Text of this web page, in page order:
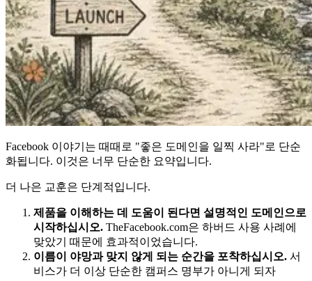
Facebook 이야기는 때때로 "좋은 도메인을 일찍 사라"로 단순
화됩니다. 이것은 너무 단순한 요약입니다.
더 나은 교훈은 단계적입니다.
제품을 이해하는 데 도움이 된다면 설명적인 도메인으로
시작하십시오. TheFacebook.com은 하버드 사용 사례에
맞았기 때문에 효과적이었습니다.
이름이 야망과 맞지 않게 되는 순간을 포착하십시오. 서
비스가 더 이상 단순한 캠퍼스 명부가 아니게 되자